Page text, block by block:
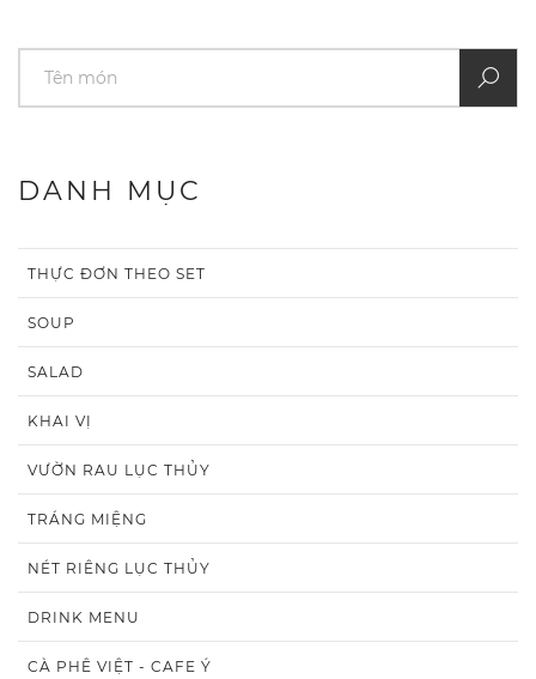
DANH MỤC
THỰC ĐƠN THEO SET
SOUP
SALAD
KHAI VỊ
VƯỜN RAU LỤC THỦY
TRÁNG MIỆNG
NÉT RIÊNG LỤC THỦY
DRINK MENU
CÀ PHÊ VIỆT - CAFE Ý